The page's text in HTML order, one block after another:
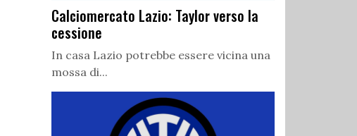
Calciomercato Lazio: Taylor verso la
cessione
In casa Lazio potrebbe essere vicina una
mossa di...